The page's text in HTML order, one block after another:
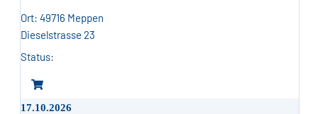
49716 Meppen
Dieselstrasse 23
17.10.2026